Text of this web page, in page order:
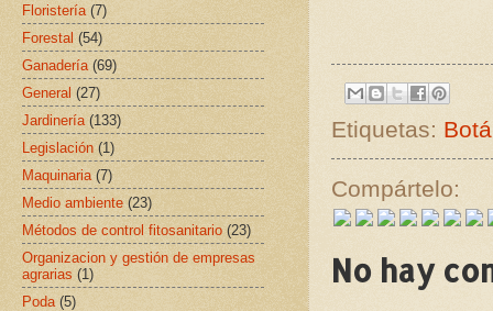
Etiquetas:
Compártelo:
No hay
Floristería (7)
Forestal (54)
Ganadería (69)
General (27)
Jardinería (133)
Legislación (1)
Maquinaria (7)
Medio ambiente (23)
Métodos de control fitosanitario (23)
Organizacion y gestión de empresas
agrarias (1)
Poda (5)